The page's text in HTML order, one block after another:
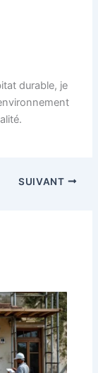
durable, je
SUIVANT